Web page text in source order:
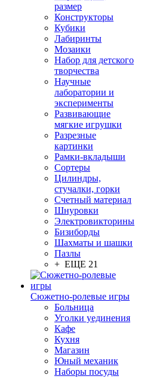
размер
Конструкторы
Кубики
Лабиринты
Мозаики
Набор для детского
творчества
Научные
лаборатории и
эксперименты
Развивающие
мягкие игрушки
Разрезные
картинки
Рамки-вкладыши
Сортеры
Цилиндры,
стучалки, горки
Счетный материал
Шнуровки
Электровикторины
Бизиборды
Шахматы и шашки
Пазлы
+ ЕЩЕ 21
Сюжетно-ролевые игры
Больница
Уголки уединения
Кафе
Кухня
Магазин
Юный механик
Наборы посуды